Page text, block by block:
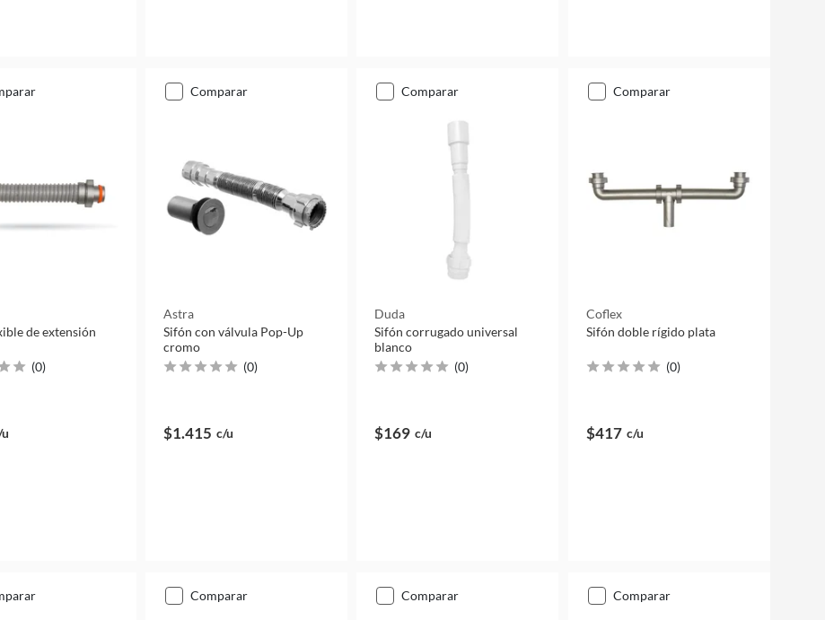
de extensión
(0)
comparar
Astra
Sifón con válvula Pop-Up
cromo
(0)
$1.415 c/u
comparar
Duda
Sifón corrugado universal
blanco
(0)
$169 c/u
comparar
Coflex
Sifón doble rígido plata
(0)
$417 c/u
comparar comparar comparar